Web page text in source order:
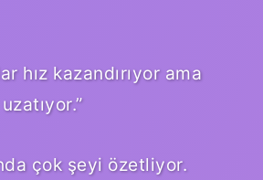
hız kazandırıyor ama
çok şeyi özetliyor.